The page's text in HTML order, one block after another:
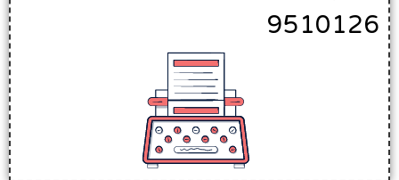
9510126